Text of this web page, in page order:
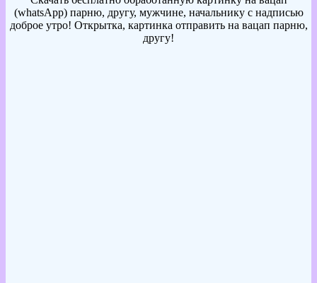
(whatsApp) парню, другу, мужчине, начальнику с надписью
доброе утро! Открытка, картинка отправить на вацап парню,
другу!